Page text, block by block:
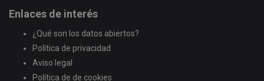
Enlaces de interés
¿Qué son los datos abiertos?
Política de privacidad
Aviso legal
Política de de cookies